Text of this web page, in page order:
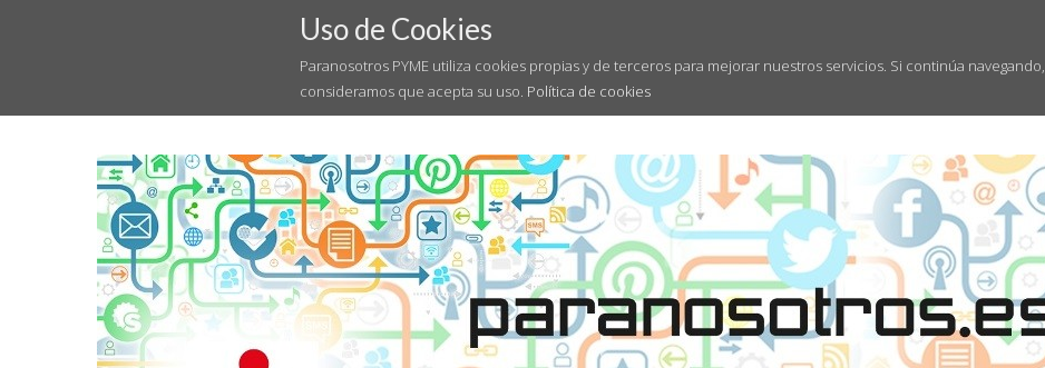
Uso de Cookies
Paranosotros PYME utiliza cookies propias y de terceros para mejorar nuestros servicios. Si continúa navegando,
consideramos que acepta su uso. Política de cookies